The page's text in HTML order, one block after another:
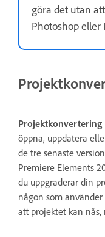
göra det utan
Photoshop eller
Projektkonvertering
öppna, uppdatera
de tre senaste
Premiere Elements
du uppgraderar din
någon som
att projektet kan nås,